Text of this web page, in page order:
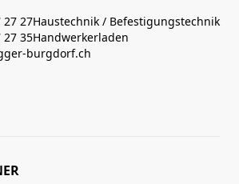
27 27Haustechnik / Befestigungstechnik
27 35Handwerkerladen
burgdorf.ch